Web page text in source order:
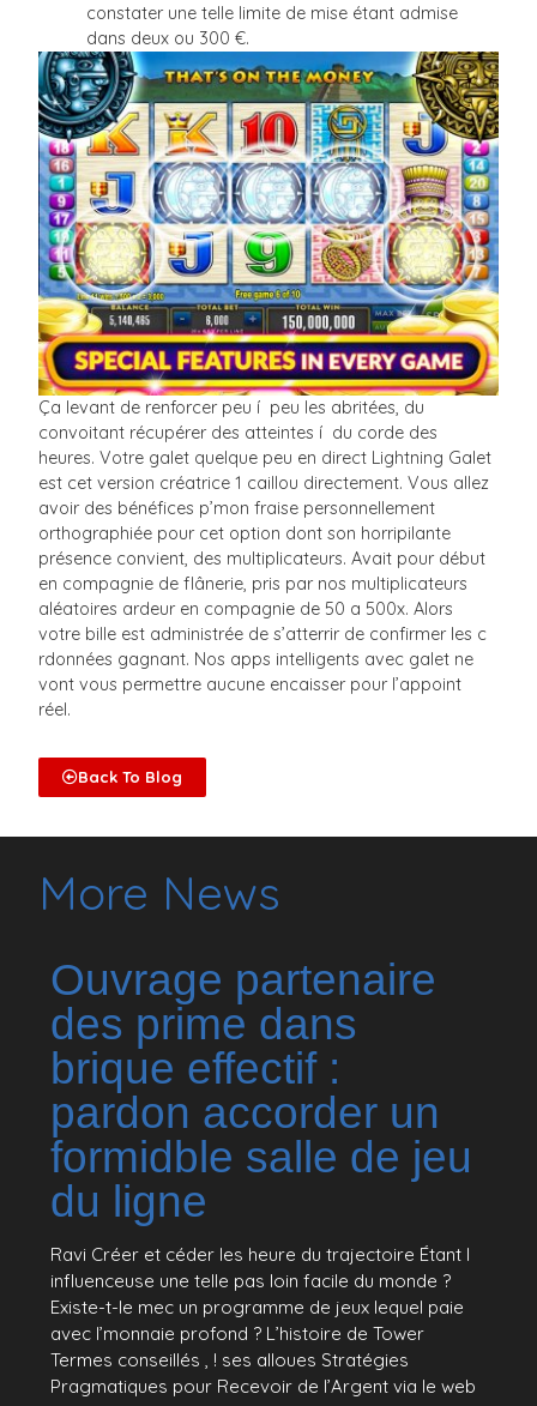
constater une telle limite de mise étant admise
dans deux ou 300 €.
Ça levant de renforcer peu í peu les abritées, du
convoitant récupérer des atteintes í du corde des
heures. Votre galet quelque peu en direct Lightning Galet
est cet version créatrice 1 caillou directement. Vous allez
avoir des bénéfices p’mon fraise personnellement
orthographiée pour cet option dont son horripilante
présence convient, des multiplicateurs. Avait pour début
en compagnie de flânerie, pris par nos multiplicateurs
aléatoires ardeur en compagnie de 50 a 500x. Alors
votre bille est administrée de s’atterrir de confirmer les c
rdonnées gagnant. Nos apps intelligents avec galet ne
vont vous permettre aucune encaisser pour l’appoint
réel.
Back To Blog
More News
Ouvrage partenaire
des prime dans
brique effectif :
pardon accorder un
formidble salle de jeu
du ligne
Ravi Créer et céder les heure du trajectoire Étant l
influenceuse une telle pas loin facile du monde ?
Existe-t-le mec un programme de jeux lequel paie
avec l’monnaie profond ? L’histoire de Tower
Termes conseillés , ! ses alloues Stratégies
Pragmatiques pour Recevoir de l’Argent via le web